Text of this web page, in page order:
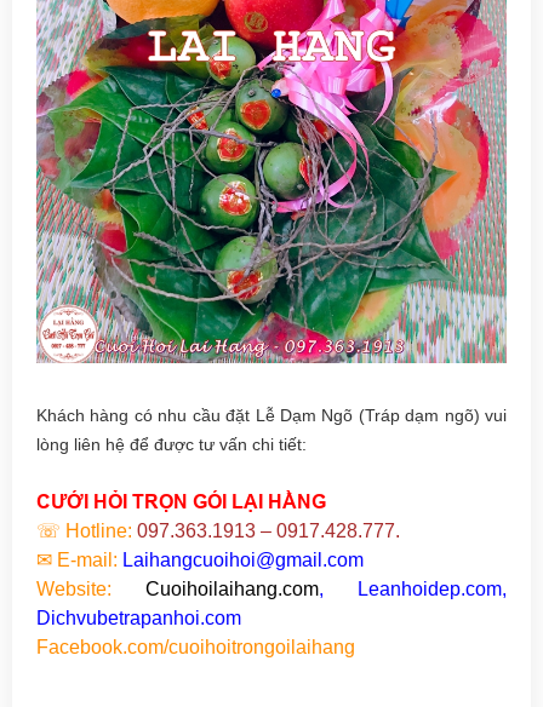
Khách hàng có nhu cầu đặt Lễ Dạm Ngõ (Tráp dạm ngõ) vui
lòng liên hệ để được tư vấn chi tiết:
CƯỚI HỎI TRỌN GÓI LẠI HẰNG
☏ Hotline: 097.363.1913 – 0917.428.777.
✉ E-mail: Laihangcuoihoi@gmail.com
Website:
Cuoihoilaihang.com, Leanhoidep.com,
Dichvubetrapanhoi.com
Facebook.com/cuoihoitrongoilaihang